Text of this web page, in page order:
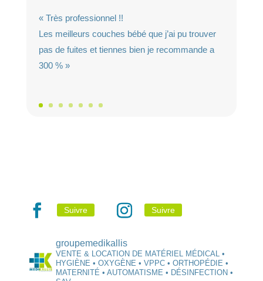
« Très professionnel !!
Les meilleurs couches bébé que j’ai pu trouver
pas de fuites et tiennes bien je recommande a
300 % »
Suivre Suivre
groupemedikallis
VENTE & LOCATION DE MATÉRIEL MÉDICAL •
HYGIÈNE • OXYGÈNE • VPPC • ORTHOPÉDIE •
MATERNITÉ • AUTOMATISME • DÉSINFECTION •